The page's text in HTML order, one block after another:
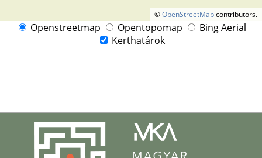
©OpenStreetMapcontributors.
Openstreetmap Opentopomap
Bing Aerial
Kerthatárok